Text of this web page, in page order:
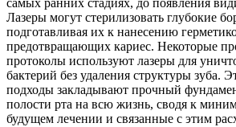
самых ранних стадиях, до появления
Лазеры могут стерилизовать глубокие
подготавливая их к нанесению
предотвращающих кариес. Некоторые
протоколы используют лазеры для
бактерий без удаления структуры зуба.
подходы закладывают прочный
полости рта на всю жизнь, сводя к
будущем лечении и связанные с этим